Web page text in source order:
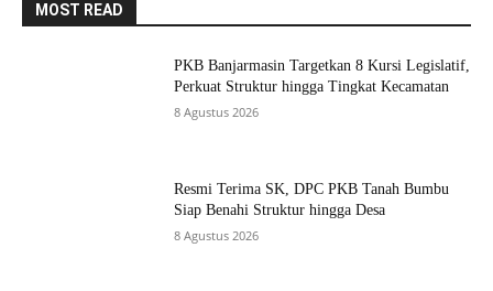
MOST READ
PKB Banjarmasin Targetkan 8 Kursi Legislatif,
Perkuat Struktur hingga Tingkat Kecamatan
8 Agustus 2026
Resmi Terima SK, DPC PKB Tanah Bumbu
Siap Benahi Struktur hingga Desa
8 Agustus 2026